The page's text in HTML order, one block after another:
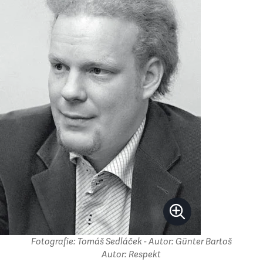
Fotografie: Tomáš Sedláček - Autor: Günter Bartoš
Autor: Respekt